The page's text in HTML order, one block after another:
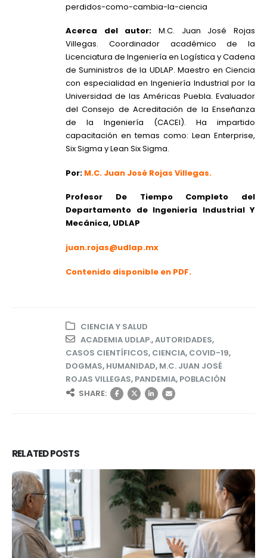
perdidos-como-cambia-la-ciencia
Acerca del autor: M.C. Juan José Rojas
Villegas. Coordinador académico de la
Licenciatura de Ingeniería en Logística y Cadena
de Suministros de la UDLAP. Maestro en Ciencia
con especialidad en Ingeniería Industrial por la
Universidad de las Américas Puebla. Evaluador
del Consejo de Acreditación de la Enseñanza
de la Ingeniería (CACEI). Ha impartido
capacitación en temas como: Lean Enterprise,
Six Sigma y Lean Six Sigma.
Por: M.C. Juan José Rojas Villegas.
Profesor De Tiempo Completo del
Departamento de Ingeniería Industrial Y
Mecánica, UDLAP
juan.rojas@udlap.mx
Contenido disponible en PDF.
CIENCIA Y SALUD
ACADEMIA UDLAP.,AUTORIDADES,
CASOS CIENTÍFICOS, CIENCIA, COVID-19,
DOGMAS, HUMANIDAD, M.C. JUAN JOSÉ
ROJAS VILLEGAS, PANDEMIA, POBLACIÓN
SHARE:
RELATEDPOSTS